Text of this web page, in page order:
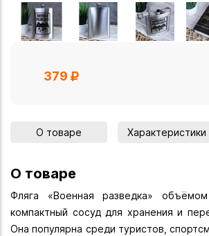
379
О товаре Характеристики
О товаре
Фляга «Военная разведка»
компактный сосуд для хранения и
Она популярна среди туристов,